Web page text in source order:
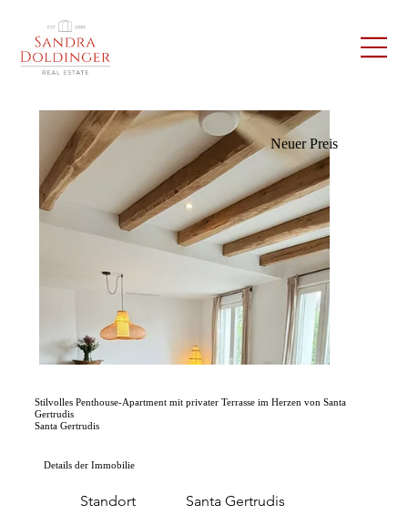
Neuer Preis
Stilvolles Penthouse-Apartment mit privater Terrasse im Herzen von Santa
Gertrudis
Santa Gertrudis
Details der Immobilie
Standort Santa Gertrudis